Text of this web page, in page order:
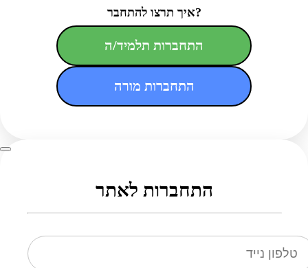
איך תרצו להתחבר?
התחברות תלמיד/ה
התחברות מורה
התחברות לאתר